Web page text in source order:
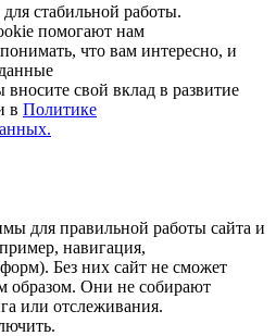
стабильной работы.
помогают нам
что вам интересно, и
свой вклад в развитие
в Политике
для правильной работы сайта и
навигация,
Без них сайт не сможет
образом. Они не собирают
или отслеживания.